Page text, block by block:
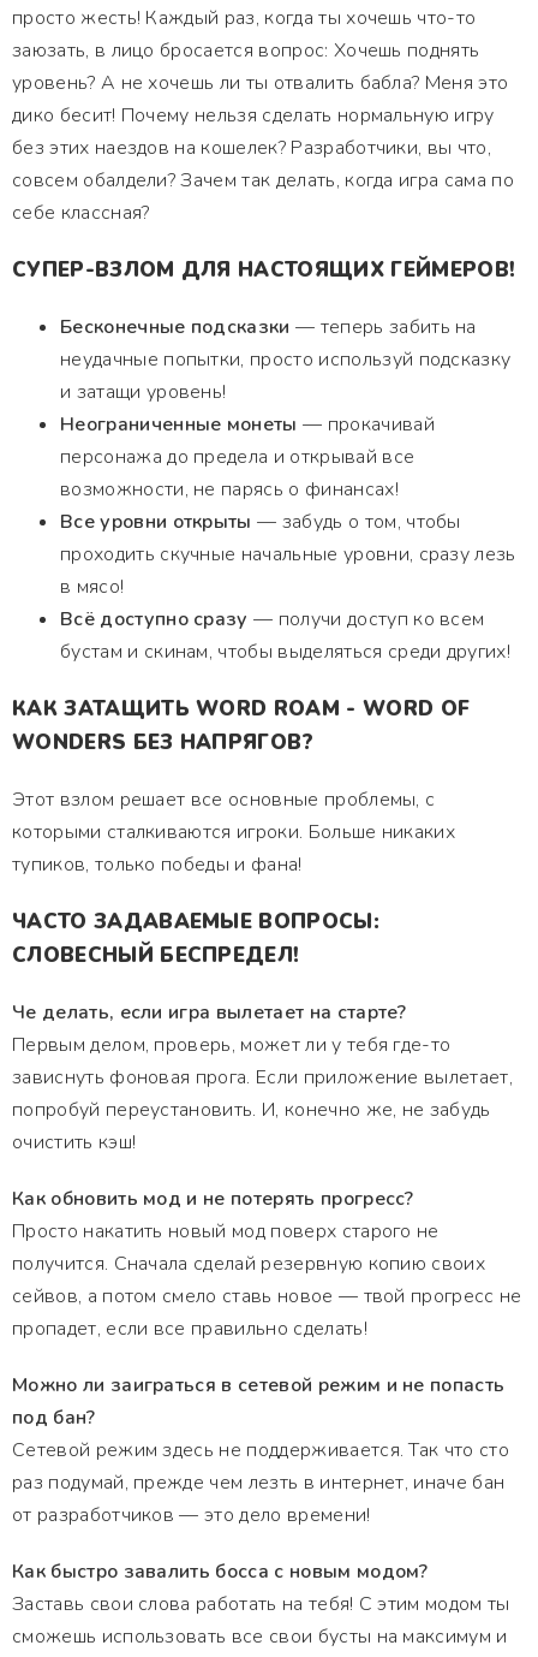
просто жесть! Каждый раз, когда ты хочешь что-то
заюзать, в лицо бросается вопрос: Хочешь поднять
уровень? А не хочешь ли ты отвалить бабла? Меня это
дико бесит! Почему нельзя сделать нормальную игру
без этих наездов на кошелек? Разработчики, вы что,
совсем обалдели? Зачем так делать, когда игра сама по
себе классная?
СУПЕР-ВЗЛОМ ДЛЯ НАСТОЯЩИХ ГЕЙМЕРОВ!
Бесконечные подсказки — теперь забить на
неудачные попытки, просто используй подсказку
и затащи уровень!
Неограниченные монеты — прокачивай
персонажа до предела и открывай все
возможности, не парясь о финансах!
Все уровни открыты — забудь о том, чтобы
проходить скучные начальные уровни, сразу лезь
в мясо!
Всё доступно сразу — получи доступ ко всем
бустам и скинам, чтобы выделяться среди других!
КАК ЗАТАЩИТЬ WORD ROAM - WORD OF
WONDERS БЕЗ НАПРЯГОВ?
Этот взлом решает все основные проблемы, с
которыми сталкиваются игроки. Больше никаких
тупиков, только победы и фана!
ЧАСТО ЗАДАВАЕМЫЕ ВОПРОСЫ:
СЛОВЕСНЫЙ БЕСПРЕДЕЛ!
Че делать, если игра вылетает на старте?
Первым делом, проверь, может ли у тебя где-то
зависнуть фоновая прога. Если приложение вылетает,
попробуй переустановить. И, конечно же, не забудь
очистить кэш!
Как обновить мод и не потерять прогресс?
Просто накатить новый мод поверх старого не
получится. Сначала сделай резервную копию своих
сейвов, а потом смело ставь новое — твой прогресс не
пропадет, если все правильно сделать!
Можно ли заиграться в сетевой режим и не попасть
под бан?
Сетевой режим здесь не поддерживается. Так что сто
раз подумай, прежде чем лезть в интернет, иначе бан
от разработчиков — это дело времени!
Как быстро завалить босса с новым модом?
Заставь свои слова работать на тебя! С этим модом ты
сможешь использовать все свои бусты на максимум и